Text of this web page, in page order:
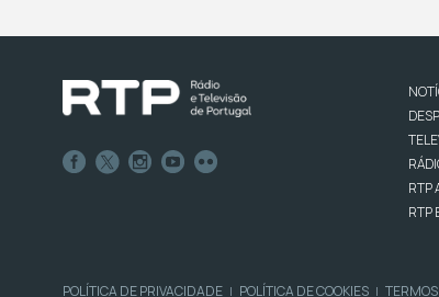
RTP
RTP
POLÍTICA DE PRIVACIDADE | POLÍTICA DE COOKIES |